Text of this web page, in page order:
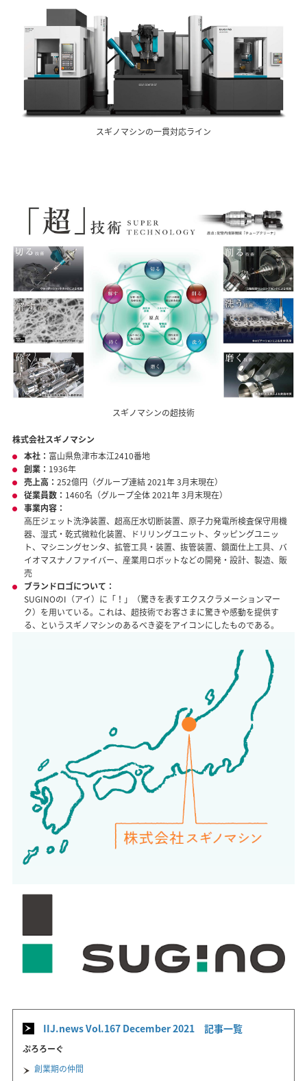
スギノマシンの一貫対応ライン
スギノマシンの超技術
株式会社スギノマシン
本社： 富山県魚津市本江2410番地
創業： 1936年
売上高： 252億円（グループ連結 2021年 3月末現在）
従業員数： 1460名（グループ全体 2021年 3月末現在）
事業内容：
高圧ジェット洗浄装置、超高圧水切断装置、原子力発電所検査保守用機
器、湿式・乾式微粒化装置、ドリリングユニット、タッピングユニッ
ト、マシニングセンタ、拡管工具・装置、抜管装置、鏡面仕上工具、バ
イオマスナノファイバー、産業用ロボットなどの開発・設計、製造、販
売
ブランドロゴについて：
SUGINOのI（アイ）に「！」（驚きを表すエクスクラメーションマー
ク）を用いている。これは、超技術でお客さまに驚きや感動を提供す
る、というスギノマシンのあるべき姿をアイコンにしたものである。
IIJ.news Vol.167 December 2021 記事一覧
ぷろろーぐ
創業期の仲間